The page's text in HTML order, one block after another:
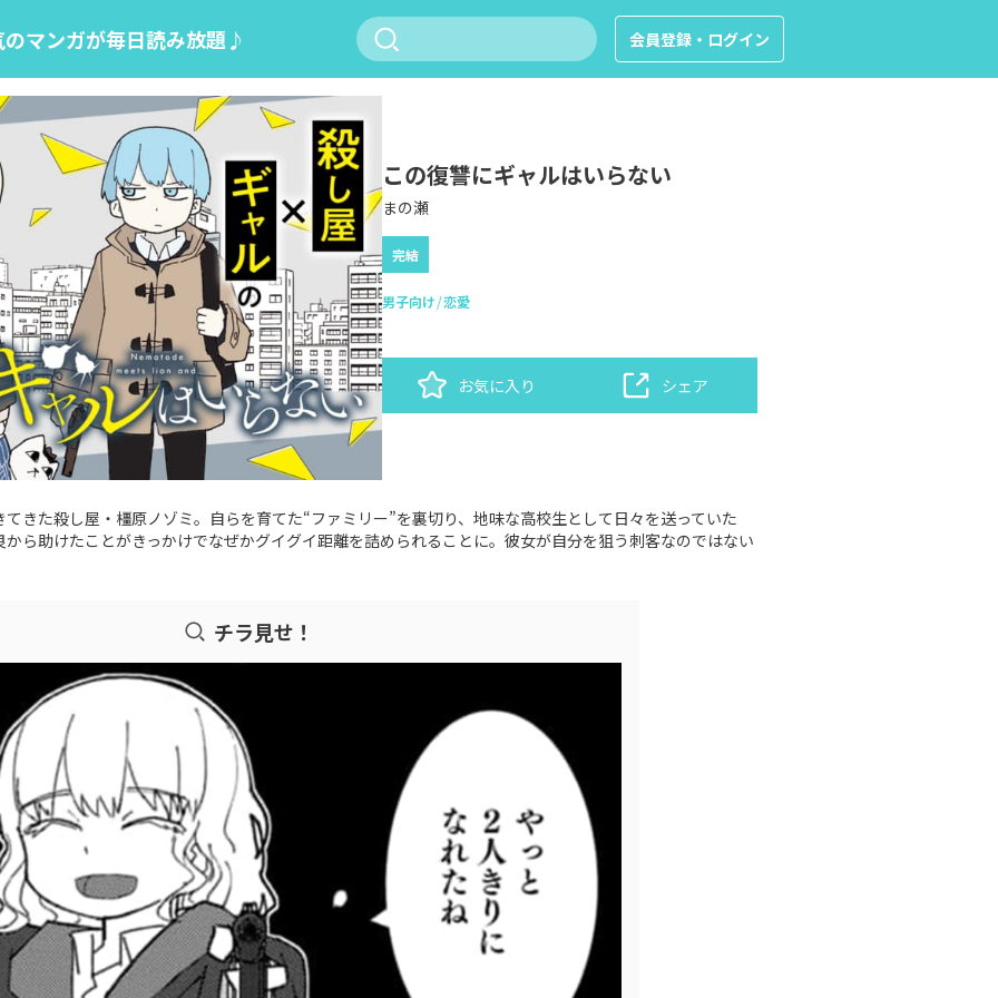
のマンガが毎日読み放題♪ 会員登録・ログイン
この復讐にギャルはいらない
まの瀬
完結
男子向け 恋愛
お気に入り シェア
きた殺し屋・橿原ノゾミ。自らを育てた“ファミリー”を裏切り、地味な高校生として日々を送っていた
ら助けたことがきっかけでなぜかグイグイ距離を詰められることに。彼女が自分を狙う刺客なのではない
チラ見せ！